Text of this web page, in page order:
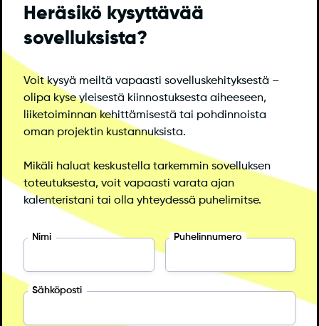
Heräsikö kysyttävää
sovelluksista?
Voit kysyä meiltä vapaasti sovelluskehityksestä –
olipa kyse yleisestä kiinnostuksesta aiheeseen,
liiketoiminnan kehittämisestä tai pohdinnoista
oman projektin kustannuksista.
Mikäli haluat keskustella tarkemmin sovelluksen
toteutuksesta, voit vapaasti varata ajan
kalenteristani tai olla yhteydessä puhelimitse.
Nimi Puhelinnumero
Sähköposti